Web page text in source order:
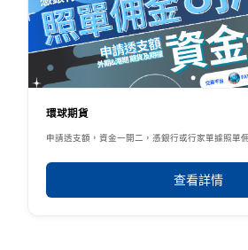
環球期貨
申請透支額，資金一開二，憑銀行或行家單據照單
查看詳情